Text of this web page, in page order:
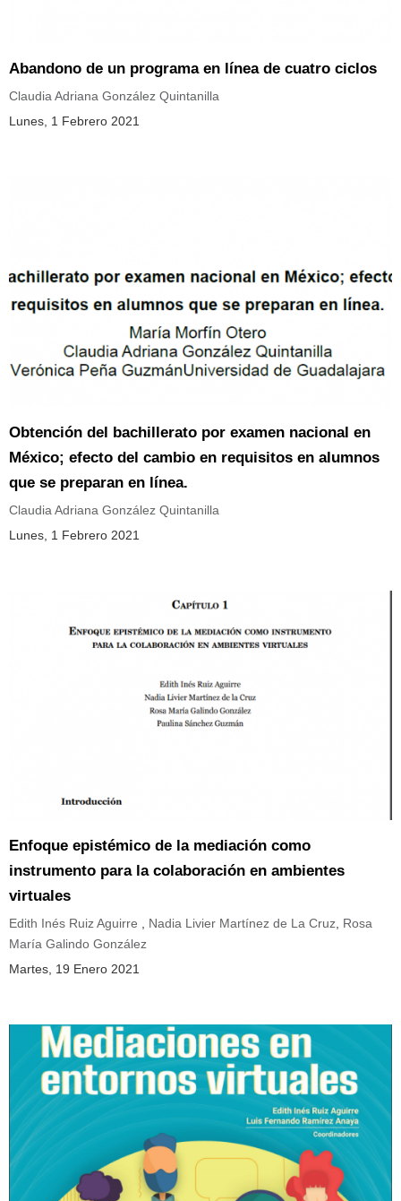
Abandono de un programa en línea de cuatro ciclos
Claudia Adriana González Quintanilla
Lunes, 1 Febrero 2021
Obtención del bachillerato por examen nacional en
México; efecto del cambio en requisitos en alumnos
que se preparan en línea.
Claudia Adriana González Quintanilla
Lunes, 1 Febrero 2021
Enfoque epistémico de la mediación como
instrumento para la colaboración en ambientes
virtuales
Edith Inés Ruiz Aguirre , Nadia Livier Martínez de La Cruz, Rosa
María Galindo González
Martes, 19 Enero 2021